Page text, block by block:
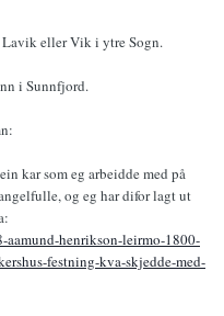
Lavik eller Vik i ytre Sogn.
i Sunnfjord.
kar som eg arbeidde med på
og eg har difor lagt ut
henrikson-leirmo-1800-
festning-kva-skjedde-med-